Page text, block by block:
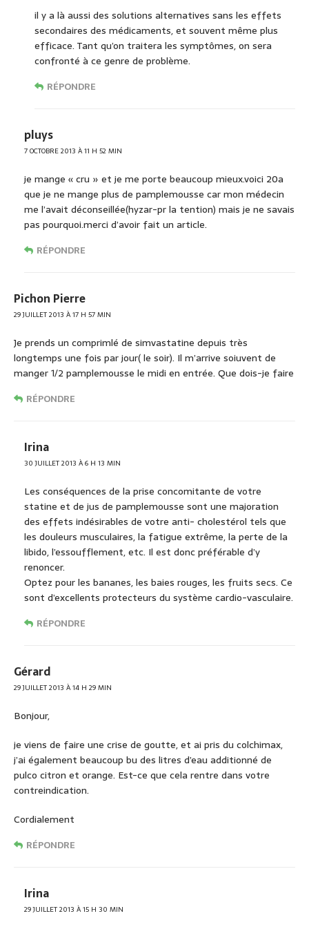
il y a là aussi des solutions alternatives sans les effets
secondaires des médicaments, et souvent même plus
efficace. Tant qu’on traitera les symptômes, on sera
confronté à ce genre de problème.
RÉPONDRE
pluys
7 OCTOBRE 2013 À 11 H 52 MIN
je mange « cru » et je me porte beaucoup mieux.voici 20a
que je ne mange plus de pamplemousse car mon médecin
me l’avait déconseillée(hyzar-pr la tention) mais je ne savais
pas pourquoi.merci d’avoir fait un article.
RÉPONDRE
Pichon Pierre
29 JUILLET 2013 À 17 H 57 MIN
Je prends un comprimlé de simvastatine depuis très
longtemps une fois par jour( le soir). Il m’arrive soiuvent de
manger 1/2 pamplemousse le midi en entrée. Que dois-je faire
RÉPONDRE
Irina
30 JUILLET 2013 À 6 H 13 MIN
Les conséquences de la prise concomitante de votre
statine et de jus de pamplemousse sont une majoration
des effets indésirables de votre anti- cholestérol tels que
les douleurs musculaires, la fatigue extrême, la perte de la
libido, l’essoufflement, etc. Il est donc préférable d’y
renoncer.
Optez pour les bananes, les baies rouges, les fruits secs. Ce
sont d’excellents protecteurs du système cardio-vasculaire.
RÉPONDRE
Gérard
29 JUILLET 2013 À 14 H 29 MIN
Bonjour,
je viens de faire une crise de goutte, et ai pris du colchimax,
j’ai également beaucoup bu des litres d’eau additionné de
pulco citron et orange. Est-ce que cela rentre dans votre
contreindication.
Cordialement
RÉPONDRE
Irina
29 JUILLET 2013 À 15 H 30 MIN